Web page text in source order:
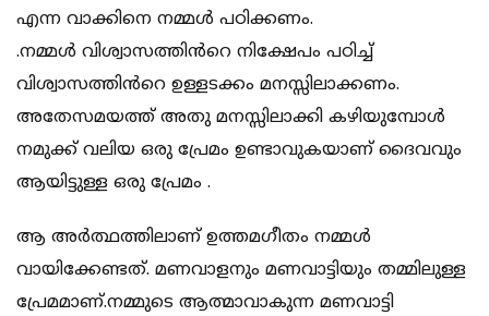
എന്ന വാക്കിനെ നമ്മൾ പഠിക്കണം.
.നമ്മൾ വിശ്വാസത്തിൻറെ നിക്ഷേപം പഠിച്ച്
വിശ്വാസത്തിൻറെ ഉള്ളടക്കം മനസ്സിലാക്കണം.
അതേസമയത്ത് അതു മനസ്സിലാക്കി കഴിയുമ്പോൾ
നമുക്ക് വലിയ ഒരു പ്രേമം ഉണ്ടാവുകയാണ് ദൈവവും
ആയിട്ടുള്ള ഒരു പ്രേമം .
ആ അർത്ഥത്തിലാണ് ഉത്തമഗീതം നമ്മൾ
വായിക്കേണ്ടത്. മണവാളനും മണവാട്ടിയും തമ്മിലുള്ള
പ്രേമമാണ്.നമ്മുടെ ആത്മാവാകുന്ന മണവാട്ടി